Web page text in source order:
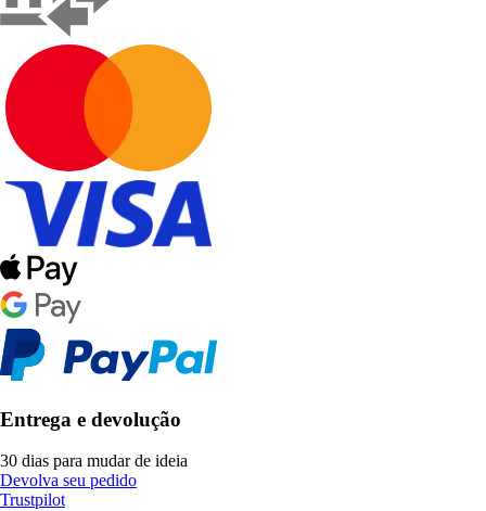
Entrega e devolução
30 dias para mudar de ideia
Devolva seu pedido
Trustpilot